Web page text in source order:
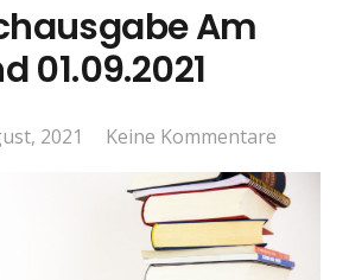
Am
01.09.2021
2021 Keine Kommentare